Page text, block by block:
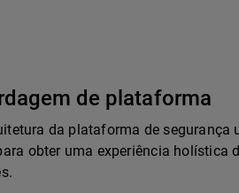
de plataforma
da plataforma de segurança
obter uma experiência holística